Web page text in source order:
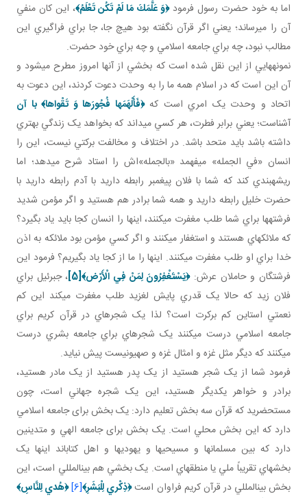
اما به خود حضرت رسول فرمود﴿وَ عَلَّمَكَ مَا لَمْ تَكُن تَعْلَمُ﴾، اين کان منفي
آن را مي رساند؛ يعني اگر قرآن نگفته بود هيچ جا، جا براي فراگيري اين
مطالب نبود، چه براي جامعه اسلامي و چه براي خود حضرت.
نمونه هايي از اين نقل شده است که بخشي از آنها امروز مطرح مي شود و
آن اين است که در اسلام همه ما را به وحدت دعوت کردند، اين دعوت به
اتحاد و وحدت يک امري است که﴿فَأَلْهَمَها فُجُورَها وَ تَقْواها﴾ با آن
آشناست؛ يعني برابر فطرت، هر کسي مي داند که بخواهد يک زندگي بهتري
داشته باشد بايد متحد باشد. در اختلاف و مخالفت برکتي نيست، اين را
انسان «في الجمله» مي فهمد «بالجمله»اش را استاد شرح مي دهد؛ اما
ريشه بندي کند که شما با فلان پيغمبر رابطه داريد با آدم رابطه داريد با
حضرت خليل رابطه داريد و همه شما برادر هم هستيد و اگر مؤمن شديد
فرشته ها براي شما طلب مغفرت مي کنند، اينها را انسان کجا بايد ياد بگيرد؟
که ملائکه اي هستند و استغفار مي کنند و اگر کسي مؤمن بود ملائکه به اذن
خدا براي او طلب مغفرت مي کنند. اينها را ما از کجا ياد بگيريم؟ فرمود اين
فرشتگان و حاملان عرش:﴿يَسْتَغْفِرُونَ لِمَنْ فِي الْأَرْض‏﴾[5]
، جبرئيل براي
فلان زيد که حالا يک قدري پايش لغزيد طلب مغفرت مي کند اين کم
نعمتي استاين کم برکرت است؟ لذا يک شجره اي در قرآن کريم براي
جامعه اسلامي درست مي کنند يک شجره اي براي جامعه بشري درست
مي کنند که ديگر مثل غزه و امثال غزه و صهيونيست پيش نيايد.
فرمود شما از يک شجر هستيد از يک پدر هستيد از يک مادر هستيد،
برادر و خواهر يکديگر هستيد، اين يک شجره جهاني است، چون
مستحضريد که قرآن سه بخش تعليم دارد: يک بخش برای جامعه اسلامي
دارد که اين بخش محلي است. يک بخش برای جامعه الهي و متدينين
دارد که بين مسلمان ها و مسيحي ها و يهودي ها و اهل کتاب اند اينها يک
بخش هاي تقريباً ملي يا منطقه اي است. يک بخشي هم بين المللي است، اين
بخش بين المللي در قرآن کريم فراوان است﴿ذِكْري‏ لِلْبَشَرِ﴾[6] ﴿هُدي لِلنَّاسِ﴾